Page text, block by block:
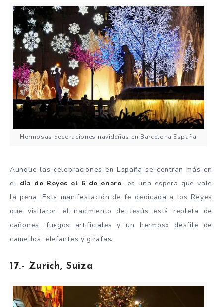
Hermosas decoraciones navideñas en Barcelona España
Aunque las celebraciones en España se centran más en
el día de Reyes el 6 de enero, es una espera que vale
la pena. Esta manifestación de fe dedicada a los Reyes
que visitaron el nacimiento de Jesús está repleta de
cañones, fuegos artificiales y un hermoso desfile de
camellos, elefantes y girafas.
17.- Zurich, Suiza